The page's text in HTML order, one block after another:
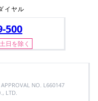
イヤル
500
土日を除く
NO. L660147
LTD.